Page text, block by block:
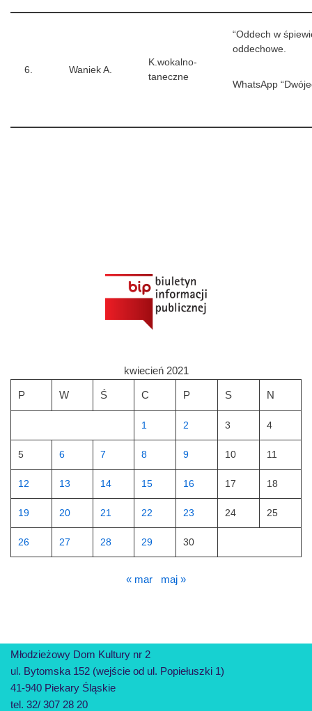
6. Waniek A.
K.wokalno-
taneczne
“Oddech w
oddechowe.
WhatsApp
kwiecień 2021
P W Ś C P S N
1 2 3 4
5 6 7 8 9 10 11
12 13 14 15 16 17 18
19 20 21 22 23 24 25
26 27 28 29 30
« mar maj »
Młodzieżowy Dom Kultury nr 2
ul. Bytomska 152 (wejście od ul. Popiełuszki 1)
41-940 Piekary Śląskie
tel. 32/ 307 28 20